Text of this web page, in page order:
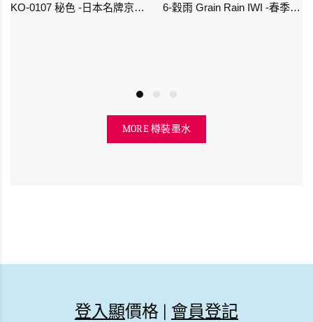
KO-0107 秘色 -日本名牌京の音樽裝鋼筆墨水 4573356130234 - 40ml 6-穀雨 Grain Rain IWI -春季-24節氣色澤鋼筆墨水
MORE 樽裝墨水
登入顯價格 | 會員登記